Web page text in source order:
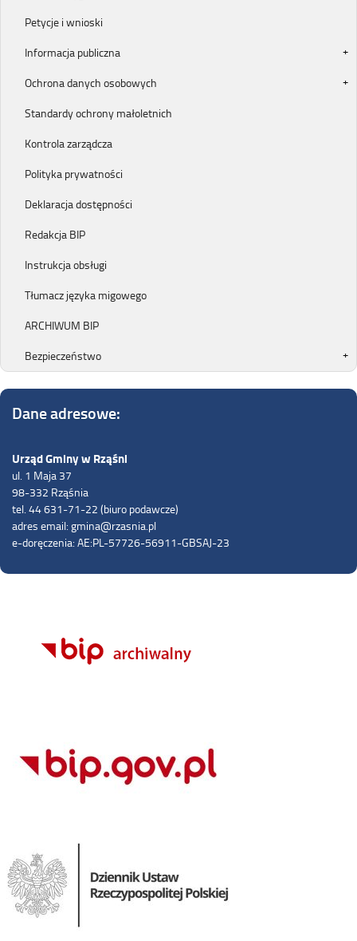
Petycje i wnioski
Informacja publiczna
Ochrona danych osobowych
Standardy ochrony małoletnich
Kontrola zarządcza
Polityka prywatności
Deklaracja dostępności
Redakcja BIP
Instrukcja obsługi
Tłumacz języka migowego
ARCHIWUM BIP
Bezpieczeństwo
Dane adresowe:
Urząd Gminy w Rząśni
ul. 1 Maja 37
98-332 Rząśnia
tel. 44 631-71-22 (biuro podawcze)
adres email: gmina@rzasnia.pl
e-doręczenia: AE:PL-57726-56911-GBSAJ-23